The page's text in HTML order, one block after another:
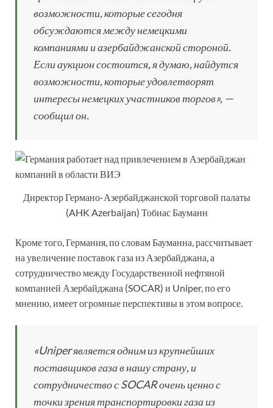
возможности, которые сегодня
обсуждаются между немецкими
компаниями и азербайджанской стороной.
Если аукцион состоится, я думаю, найдутся
возможности, которые удовлетворят
интересы немецких участников торгов», —
сообщил он.
Директор Германо-Азербайджанской торговой палаты
(AHK Azerbaijan) Тобиас Бауманн
Кроме того, Германия, по словам Бауманна, рассчитывает
на увеличение поставок газа из Азербайджана, а
сотрудничество между Государственной нефтяной
компанией Азербайджана (SOCAR) и Uniper, по его
мнению, имеет огромные перспективы в этом вопросе.
«Uniper является одним из крупнейших
поставщиков газа в нашу страну, и
сотрудничество с SOCAR очень ценно с
точки зрения транспортировки газа из